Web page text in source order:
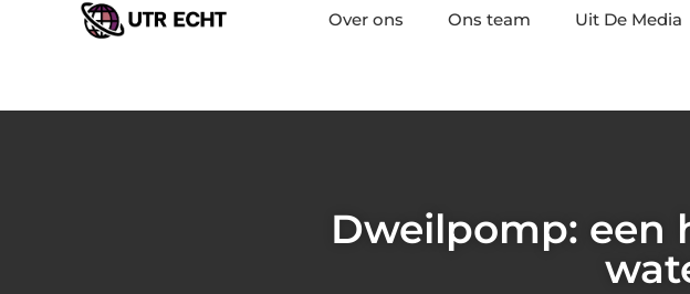
Over ons Ons team Uit De Media
Dweilpomp: een